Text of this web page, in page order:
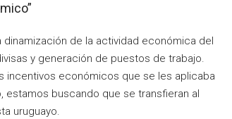
de la actividad económica del
y generación de puestos de trabajo.
incentivos económicos que se les aplicaba
estamos buscando que se transfieran al
uruguayo.